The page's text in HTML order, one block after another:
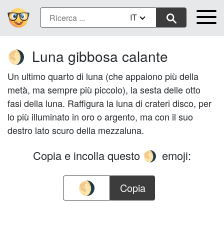
IT
🌖 Luna gibbosa calante
Un ultimo quarto di luna (che appaiono più della
metà, ma sempre più piccolo), la sesta delle otto
fasi della luna. Raffigura la luna di crateri disco, per
lo più illuminato in oro o argento, ma con il suo
destro lato scuro della mezzaluna.
Copia e incolla questo 🌖 emoji:
Copia